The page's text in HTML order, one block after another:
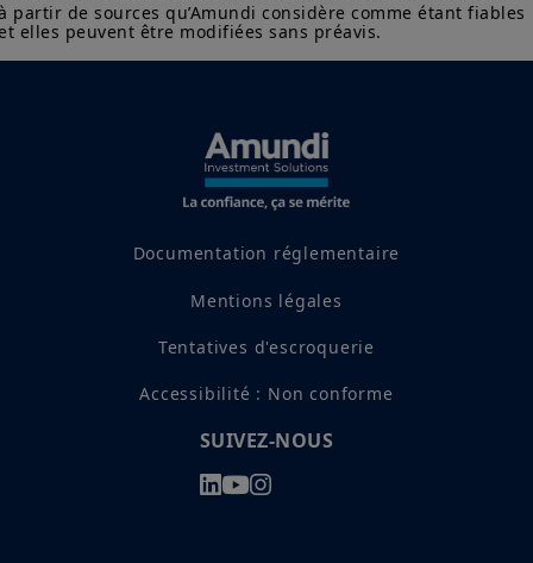
partir de sources qu’Amundi considère comme étant fiables
elles peuvent être modifiées sans préavis.
Documentation réglementaire
Mentions légales
Tentatives d'escroquerie
Accessibilité : Non conforme
SUIVEZ-NOUS